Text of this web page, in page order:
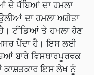
ਦੇ ਧੱਬਿਆਂ ਦਾ ਹਮਲਾ
ਦਾ ਹਮਲਾ ਅਗੇਤਾ
ਟੀਂਡਿਆਂ ਤੇ ਹਮਲਾ ਹੋਣ
ਅਸਰ ਪੈਂਦਾ ਹੈ। ਇਸ ਲਈ
ਬਾਰੇ ਵਿਸਥਾਰਪੂਰਵਕ
ਕਾਸ਼ਤਕਾਰ ਇਸ ਲੇਖ ਨੂੰ